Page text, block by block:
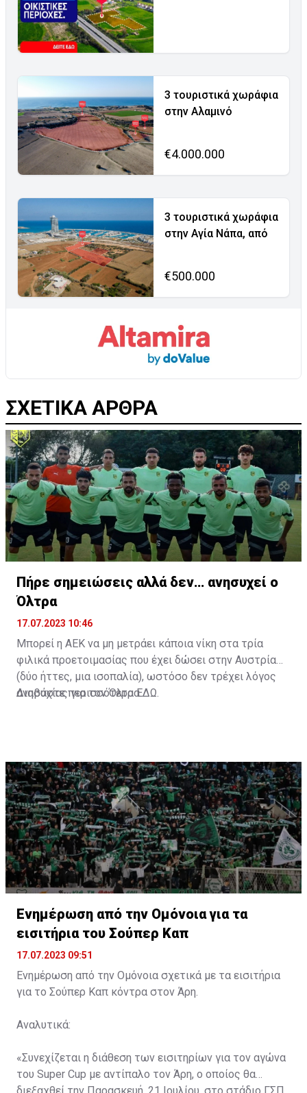
3 τουριστικά χωράφια
στην Αλαμινό
€4.000.000
3 τουριστικά χωράφια
στην Αγία Νάπα, από
€500.000
ΣΧΕΤΙΚΑ ΑΡΘΡΑ
Πήρε σημειώσεις αλλά δεν… ανησυχεί ο
Όλτρα
17.07.2023 10:46
Μπορεί η ΑΕΚ να μη μετράει κάποια νίκη στα τρία
φιλικά προετοιμασίας που έχει δώσει στην Αυστρία
(δύο ήττες, μια ισοπαλία), ωστόσο δεν τρέχει λόγος
ανησυχίας για τον Όλτρα.
Διαβάστε περισσότεραΕΔΩ.
Ενημέρωση από την Ομόνοια για τα
εισιτήρια του Σούπερ Καπ
17.07.2023 09:51
Ενημέρωση από την Ομόνοια σχετικά με τα εισιτήρια
για το Σούπερ Καπ κόντρα στον Άρη.
Αναλυτικά:
«Συνεχίζεται η διάθεση των εισιτηρίων για τον αγώνα
του Super Cup με αντίπαλο τον Άρη, ο οποίος θα